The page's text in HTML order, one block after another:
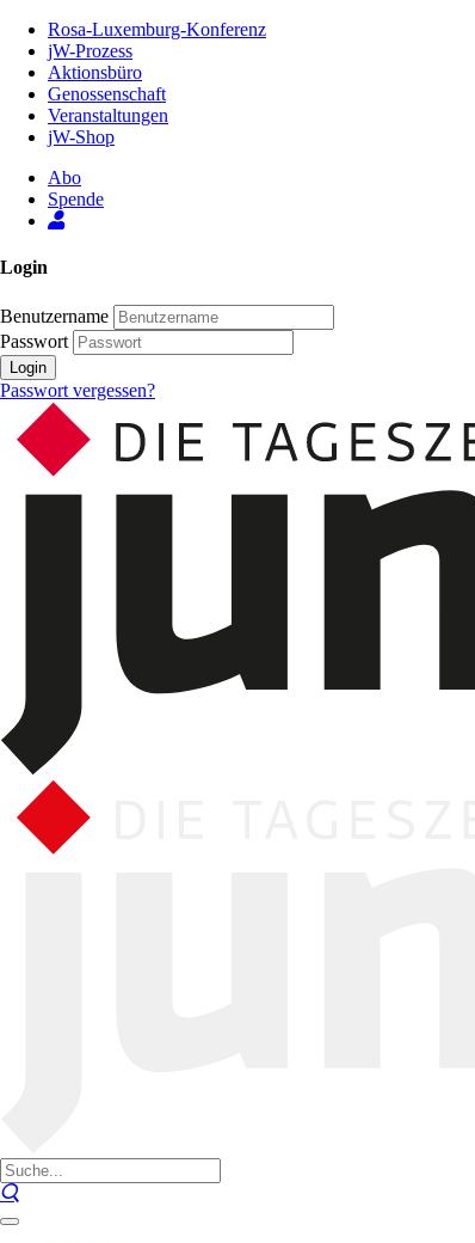
Inhalt
Seite
Rosa-Luxemburg-Konferenz
jW-Prozess
Aktionsbüro
Genossenschaft
Veranstaltungen
jW-Shop
Abo
Spende
Login
Benutzername
Passwort
Login
Passwort vergessen?